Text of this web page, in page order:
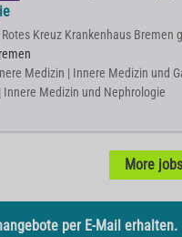
Rotes Kreuz Krankenhaus Bremen
Medizin | Innere Medizin und
Innere Medizin und Nephrologie
More jobs
per E-Mail erhalten.